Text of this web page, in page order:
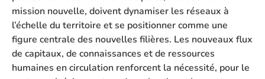
mission nouvelle, doivent dynamiser les réseaux à
l’échelle du territoire et se positionner comme une
figure centrale des nouvelles filières. Les nouveaux flux
de capitaux, de connaissances et de ressources
humaines en circulation renforcent la nécessité, pour le